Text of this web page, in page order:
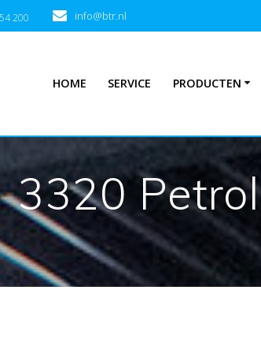
200 info@btr.nl
HOME SERVICE PRODUCTEN
3320